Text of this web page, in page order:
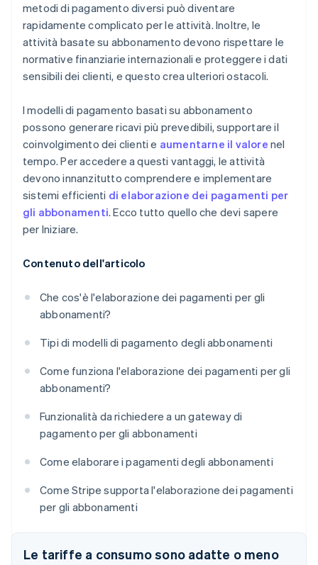
metodi di pagamento diversi può diventare
rapidamente complicato per le attività. Inoltre, le
attività basate su abbonamento devono rispettare le
normative finanziarie internazionali e proteggere i dati
sensibili dei clienti, e questo crea ulteriori ostacoli.
I modelli di pagamento basati su abbonamento
possono generare ricavi più prevedibili, supportare il
coinvolgimento dei clienti e aumentarne il valore nel
tempo. Per accedere a questi vantaggi, le attività
devono innanzitutto comprendere e implementare
sistemi efficienti di elaborazione dei pagamenti per
gli abbonamenti. Ecco tutto quello che devi sapere
per Iniziare.
Contenuto dell'articolo
Che cos'è l'elaborazione dei pagamenti per gli
abbonamenti?
Tipi di modelli di pagamento degli abbonamenti
Come funziona l'elaborazione dei pagamenti per gli
abbonamenti?
Funzionalità da richiedere a un gateway di
pagamento per gli abbonamenti
Come elaborare i pagamenti degli abbonamenti
Come Stripe supporta l'elaborazione dei pagamenti
per gli abbonamenti
Le tariffe a consumo sono adatte o meno